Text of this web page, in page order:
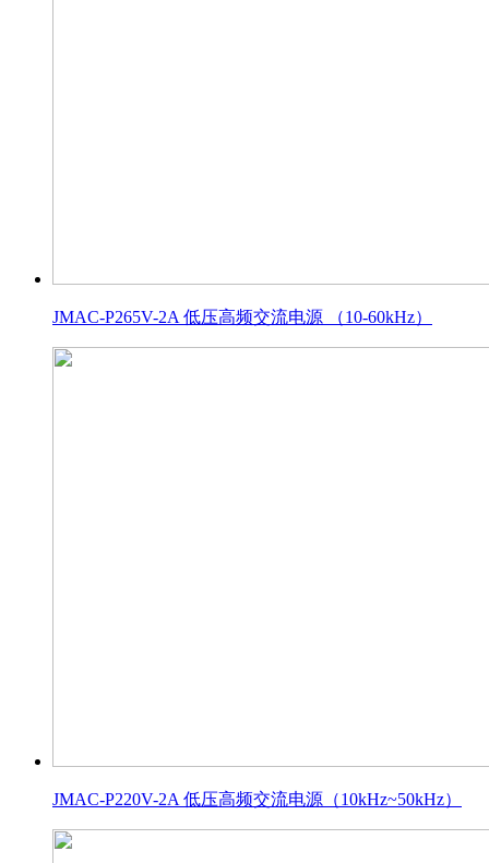
JMAC-P265V-2A 低压高频交流电源 （10-60kHz）
JMAC-P220V-2A 低压高频交流电源（10kHz~50kHz）